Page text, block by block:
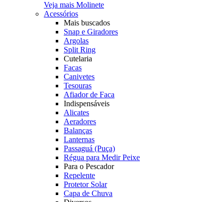
Veja mais Molinete
Acessórios
Mais buscados
Snap e Giradores
Argolas
Split Ring
Cutelaria
Facas
Canivetes
Tesouras
Afiador de Faca
Indispensáveis
Alicates
Aeradores
Balanças
Lanternas
Passaguá (Puça)
Régua para Medir Peixe
Para o Pescador
Repelente
Protetor Solar
Capa de Chuva